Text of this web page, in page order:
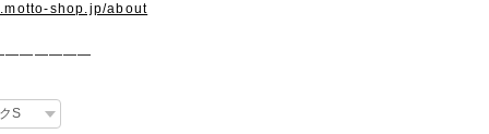
shop.jp/about